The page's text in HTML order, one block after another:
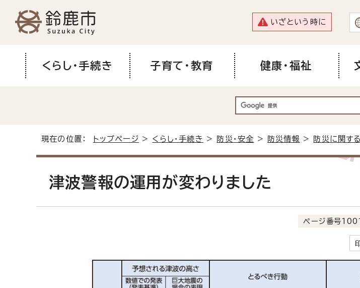
いざという時に
くらし・手続き 子育て・教育 健康・福祉
現在の位置： トップページ > くらし・手続き > 防災・安全 > 防災情報 > 防災に関す
津波警報の運用が変わりました
ページ番号